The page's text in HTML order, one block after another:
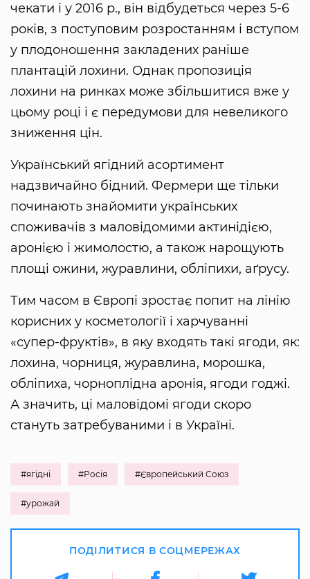
чекати і у 2016 р., він відбудеться через 5-6
років, з поступовим розростанням і вступом
у плодоношення закладених раніше
плантацій лохини. Однак пропозиція
лохини на ринках може збільшитися вже у
цьому році і є передумови для невеликого
зниження цін.
Український ягідний асортимент
надзвичайно бідний. Фермери ще тільки
починають знайомити українських
споживачів з маловідомими актинідією,
аронією і жимолостю, а також нарощують
площі ожини, журавлини, обліпихи, аґрусу.
Тим часом в Європі зростає попит на лінію
корисних у косметології і харчуванні
«супер-фруктів», в яку входять такі ягоди, як:
лохина, чорниця, журавлина, морошка,
обліпиха, чорноплідна аронія, ягоди годжі.
А значить, ці маловідомі ягоди скоро
стануть затребуваними і в Україні.
#ягідні #Росія #Європейський Союз
#урожай
ПОДІЛИТИСЯ В СОЦМЕРЕЖАХ